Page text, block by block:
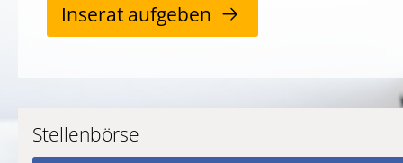
Inserat aufgeben
Stellenbörse